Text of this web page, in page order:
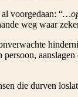
voorgedaan: “
weg waar
die durven